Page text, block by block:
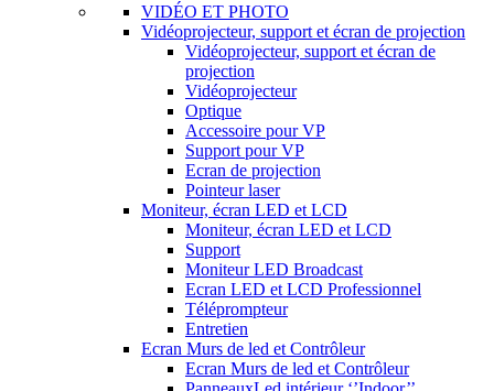
VIDÉO ET PHOTO
Vidéoprojecteur, support et écran de projection
Vidéoprojecteur, support et écran de
projection
Vidéoprojecteur
Optique
Accessoire pour VP
Support pour VP
Ecran de projection
Pointeur laser
Moniteur, écran LED et LCD
Moniteur, écran LED et LCD
Support
Moniteur LED Broadcast
Ecran LED et LCD Professionnel
Téléprompteur
Entretien
Ecran Murs de led et Contrôleur
Ecran Murs de led et Contrôleur